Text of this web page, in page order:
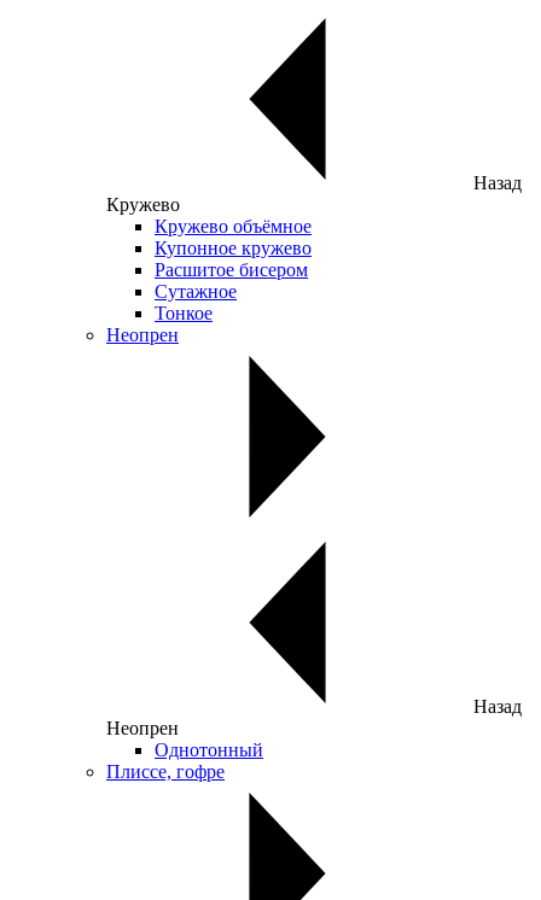
Назад
Кружево
Кружево объёмное
Купонное кружево
Расшитое бисером
Сутажное
Тонкое
Неопрен
Назад
Неопрен
Однотонный
Плиссе, гофре